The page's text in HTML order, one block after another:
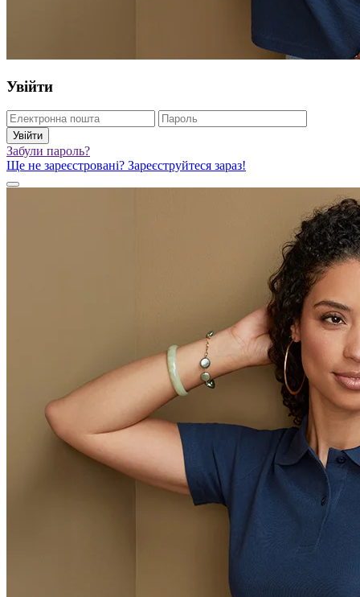
Увійти
Увійти
Забули пароль?
Ще не зареєстровані? Зареєструйтеся зараз!